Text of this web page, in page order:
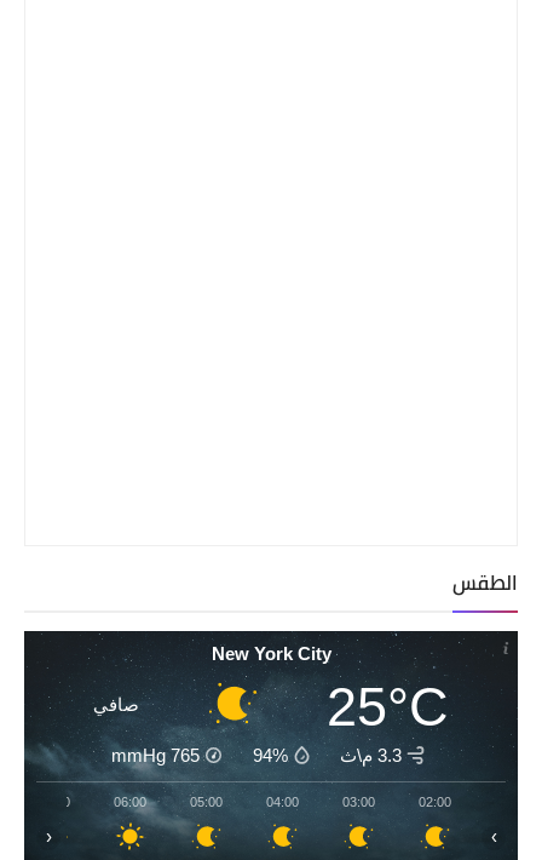
الطقس
New York City
25°C صافي
3.3 م\ث 94%
765
mmHg
02:00
03:00
04:00
05:00
06:00
07:00
‹ ›